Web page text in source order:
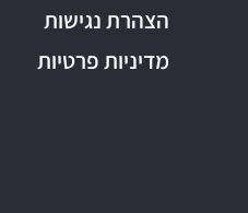
הצהרת נגישות
מדיניות פרטיות